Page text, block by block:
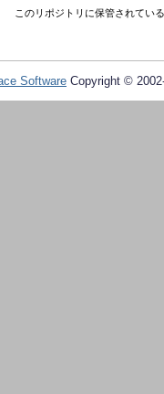
このリポジトリに保管されてい
Software Copyright ©